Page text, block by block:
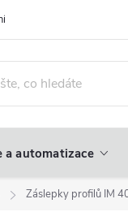
a automatizace
Záslepky profilů IM